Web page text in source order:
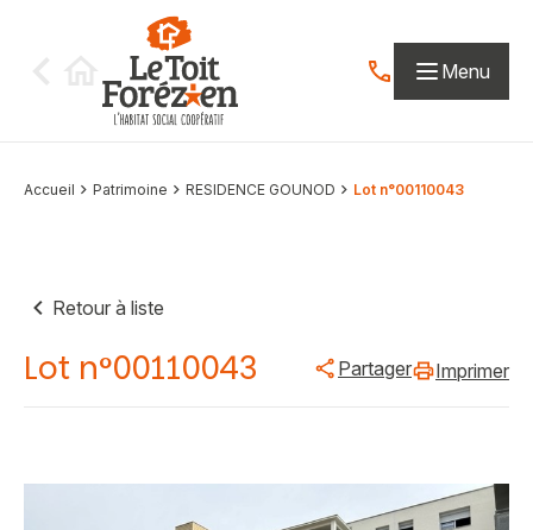
Contactez-nous
Menu
Accueil Patrimoine RESIDENCE GOUNOD Lot n°00110043
Retour à liste
Lot n°00110043 Partager Imprimer